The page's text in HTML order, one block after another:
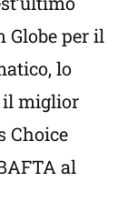
Globe per il
lo
il miglior
Choice
al